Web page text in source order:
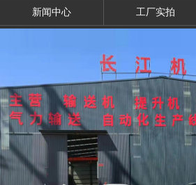
新闻中心 工厂实拍